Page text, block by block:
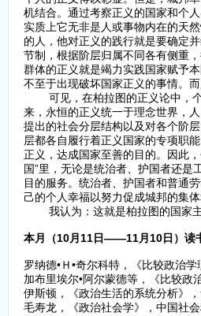
机结合。通过考察正义的国家和个
实质上它无非是人或事物内在的天
的人，他对正义的践行就是要确定
节制，根据阶层归属不同各有侧重
群体的正义就是竭力实践国家赋予
不至于出现破坏国家正义的事情。
可见，在柏拉图的正义论中，个
来，永恒的正义统一于理念世界，
提出的社会分层结构以及对各个阶
层都各自履行着正义国家的专项职
正义，达成国家至善的目的。因此
国”里，无论是统治者、护国者还
目的服务。统治者、护国者和普通
己的个人幸福以努力促成城邦的集
我认为：这就是柏拉图的国家
本月（10月11日——11月10日）读
罗纳德•Ｈ•奇尔科特，《比较政治
加布里埃尔•阿尔蒙德等，《比较
伊斯顿，《政治生活的系统分析》
毛寿龙，《政治社会学》，中国社